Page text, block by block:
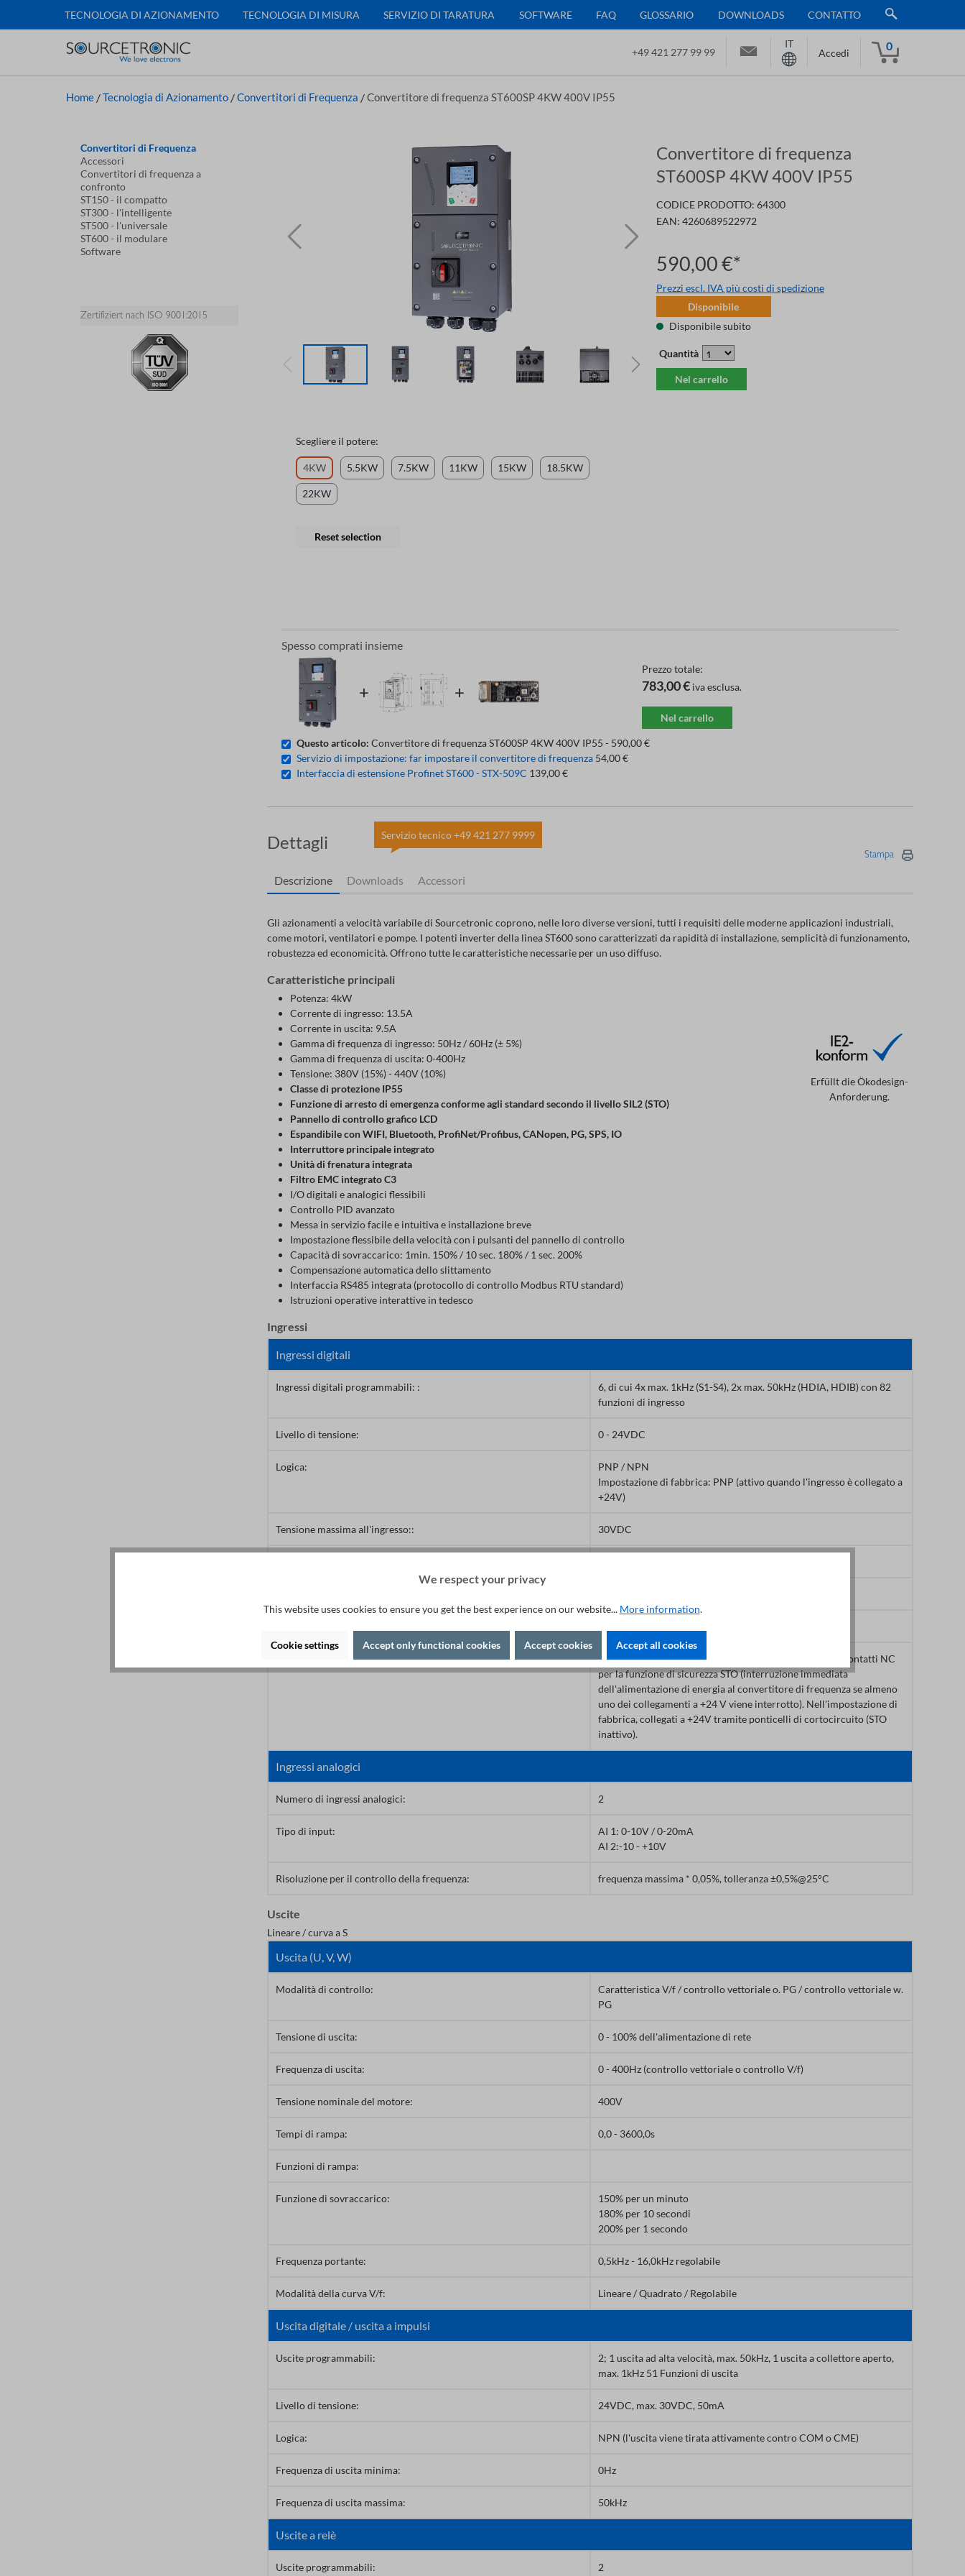
TECNOLOGIA DI AZIONAMENTO TECNOLOGIA DI MISURA SERVIZIO DI TARATURA SOFTWARE FAQ GLOSSARIO DOWNLOADS CONTATTO
+49 421 277 99 99
IT
Accedi
0
Home /Tecnologia di Azionamento /Convertitori di Frequenza /Convertitore di frequenza ST600SP 4KW 400V IP55
Convertitori di Frequenza
Accessori
Convertitori di frequenza a
confronto
ST150 - il compatto
ST300 - l'intelligente
ST500 - l'universale
ST600 - il modulare
Software
Zertifiziert nach ISO 9001:2015
Convertitore di frequenza
ST600SP 4KW 400V IP55
CODICE PRODOTTO: 64300
EAN: 4260689522972
590,00 €*
Prezzi escl. IVA più costi di spedizione
Disponibile
Disponibile subito
Quantità
Nel carrello
Scegliere il potere:
4KW 5.5KW 7.5KW 11KW 15KW 18.5KW
22KW
Reset selection
Spesso comprati insieme
Prezzo totale:
783,00 € iva esclusa.
Nel carrello
Questo articolo: Convertitore di frequenza ST600SP 4KW 400V IP55 - 590,00 €
Servizio di impostazione: far impostare il convertitore di frequenza 54,00 €
Interfaccia di estensione Profinet ST600 - STX-509C 139,00 €
Dettagli
Servizio tecnico +49 421 277 9999
Stampa
Descrizione Downloads Accessori
Gli azionamenti a velocità variabile di Sourcetronic coprono, nelle loro diverse versioni, tutti i requisiti delle moderne applicazioni industriali,
come motori, ventilatori e pompe. I potenti inverter della linea ST600 sono caratterizzati da rapidità di installazione, semplicità di funzionamento,
robustezza ed economicità. Offrono tutte le caratteristiche necessarie per un uso diffuso.
Erfüllt die Ökodesign-
Anforderung.
Caratteristiche principali
Potenza: 4kW
Corrente di ingresso: 13.5A
Corrente in uscita: 9.5A
Gamma di frequenza di ingresso: 50Hz / 60Hz (± 5%)
Gamma di frequenza di uscita: 0-400Hz
Tensione: 380V (15%) - 440V (10%)
Classe di protezione IP55
Funzione di arresto di emergenza conforme agli standard secondo il livello SIL2 (STO)
Pannello di controllo grafico LCD
Espandibile con WIFI, Bluetooth, ProfiNet/Profibus, CANopen, PG, SPS, IO
Interruttore principale integrato
Unità di frenatura integrata
Filtro EMC integrato C3
I/O digitali e analogici flessibili
Controllo PID avanzato
Messa in servizio facile e intuitiva e installazione breve
Impostazione flessibile della velocità con i pulsanti del pannello di controllo
Capacità di sovraccarico: 1min. 150% / 10 sec. 180% / 1 sec. 200%
Compensazione automatica dello slittamento
Interfaccia RS485 integrata (protocollo di controllo Modbus RTU standard)
Istruzioni operative interattive in tedesco
Ingressi
Ingressi digitali
Ingressi digitali programmabili: :
6, di cui 4x max. 1kHz (S1-S4), 2x max. 50kHz (HDIA, HDIB) con 82
funzioni di ingresso
Livello di tensione: 0 - 24VDC
Logica:
PNP / NPN
Impostazione di fabbrica: PNP (attivo quando l'ingresso è collegato a
+24V)
Tensione massima all'ingresso:: 30VDC
Ingressi ridondanti per il collegamento a +24 V tramite contatti NC
per la funzione di sicurezza STO (interruzione immediata
dell'alimentazione di energia al convertitore di frequenza se almeno
uno dei collegamenti a +24 V viene interrotto). Nell'impostazione di
fabbrica, collegati a +24V tramite ponticelli di cortocircuito (STO
inattivo).
Ingressi analogici
Numero di ingressi analogici: 2
Tipo di input:
AI 1: 0-10V / 0-20mA
AI 2:-10 - +10V
Risoluzione per il controllo della frequenza: frequenza massima * 0,05%, tolleranza ±0,5%@25°C
Uscite
Lineare / curva a S
Uscita (U, V, W)
Modalità di controllo:
Caratteristica V/f / controllo vettoriale o. PG / controllo vettoriale w.
PG
Tensione di uscita: 0 - 100% dell'alimentazione di rete
Frequenza di uscita: 0 - 400Hz (controllo vettoriale o controllo V/f)
Tensione nominale del motore: 400V
Tempi di rampa: 0,0 - 3600,0s
Funzioni di rampa:
Funzione di sovraccarico:
150% per un minuto
180% per 10 secondi
200% per 1 secondo
Frequenza portante: 0,5kHz - 16,0kHz regolabile
Modalità della curva V/f: Lineare / Quadrato / Regolabile
Uscita digitale / uscita a impulsi
Uscite programmabili:
2; 1 uscita ad alta velocità, max. 50kHz, 1 uscita a collettore aperto,
max. 1kHz 51 Funzioni di uscita
Livello di tensione: 24VDC, max. 30VDC, 50mA
Logica: NPN (l'uscita viene tirata attivamente contro COM o CME)
Frequenza di uscita minima: 0Hz
Frequenza di uscita massima: 50kHz
Uscite a relè
Uscite programmabili: 2
We respect your privacy
This website uses cookies to ensure you get the best experience on our website... More information.
Cookie settings Accept only functional cookies Accept cookies Accept all cookies